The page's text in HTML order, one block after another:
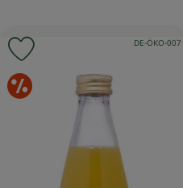
,DE-ÖKO-007
Produkt zu Favouriten